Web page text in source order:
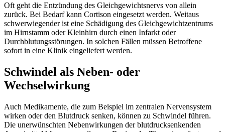
Oft geht die Entzündung des Gleichgewichtsnervs von allein
zurück. Bei Bedarf kann Cortison eingesetzt werden. Weitaus
schwerwiegender ist eine Schädigung des Gleichgewichtzentrums
im Hirnstamm oder Kleinhirn durch einen Infarkt oder
Durchblutungsstörungen. In solchen Fällen müssen Betroffene
sofort in eine Klinik eingeliefert werden.
Schwindel als Neben- oder
Wechselwirkung
Auch Medikamente, die zum Beispiel im zentralen Nervensystem
wirken oder den Blutdruck senken, können zu Schwindel führen.
Die unerwünschten Nebenwirkungen der blutdrucksenkenden